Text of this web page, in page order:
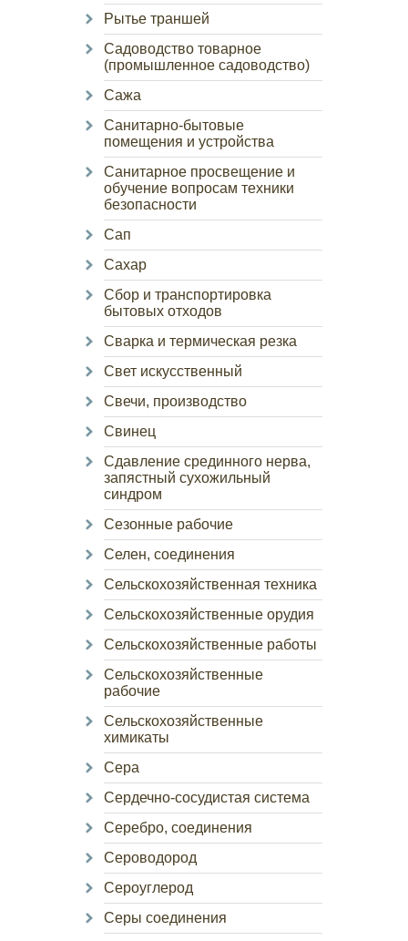
Рытье траншей
Садоводство товарное
(промышленное садоводство)
Сажа
Санитарно-бытовые
помещения и устройства
Санитарное просвещение и
обучение вопросам техники
безопасности
Сап
Сахар
Сбор и транспортировка
бытовых отходов
Сварка и термическая резка
Свет искусственный
Свечи, производство
Свинец
Сдавление срединного нерва,
запястный сухожильный
синдром
Сезонные рабочие
Селен, соединения
Сельскохозяйственная техника
Сельскохозяйственные орудия
Сельскохозяйственные работы
Сельскохозяйственные
рабочие
Сельскохозяйственные
химикаты
Сера
Сердечно-сосудистая система
Серебро, соединения
Сероводород
Сероуглерод
Серы соединения